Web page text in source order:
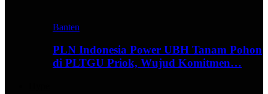
Banten
PLN Indonesia Power UBH Tanam Pohon
di PLTGU Priok, Wujud Komitmen…